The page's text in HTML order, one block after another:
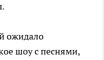
ожидало
шоу с песнями,